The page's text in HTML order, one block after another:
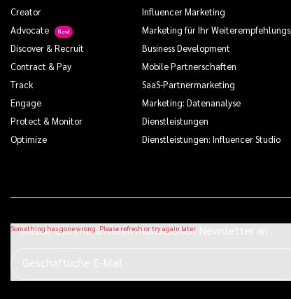
Creator
Advocate
Discover & Recruit
Contract & Pay
Track
Engage
Protect & Monitor
Optimize
Influencer Marketing
Marketing für Ihr
Business Development
Mobile Partnerschaften
SaaS-Partnermarketing
Marketing: Datenanalyse
Dienstleistungen
Dienstleistungen: Influencer Studio
Melde Dich für unseren monatlichen Newsletter an
Geschäftliche E-Mail